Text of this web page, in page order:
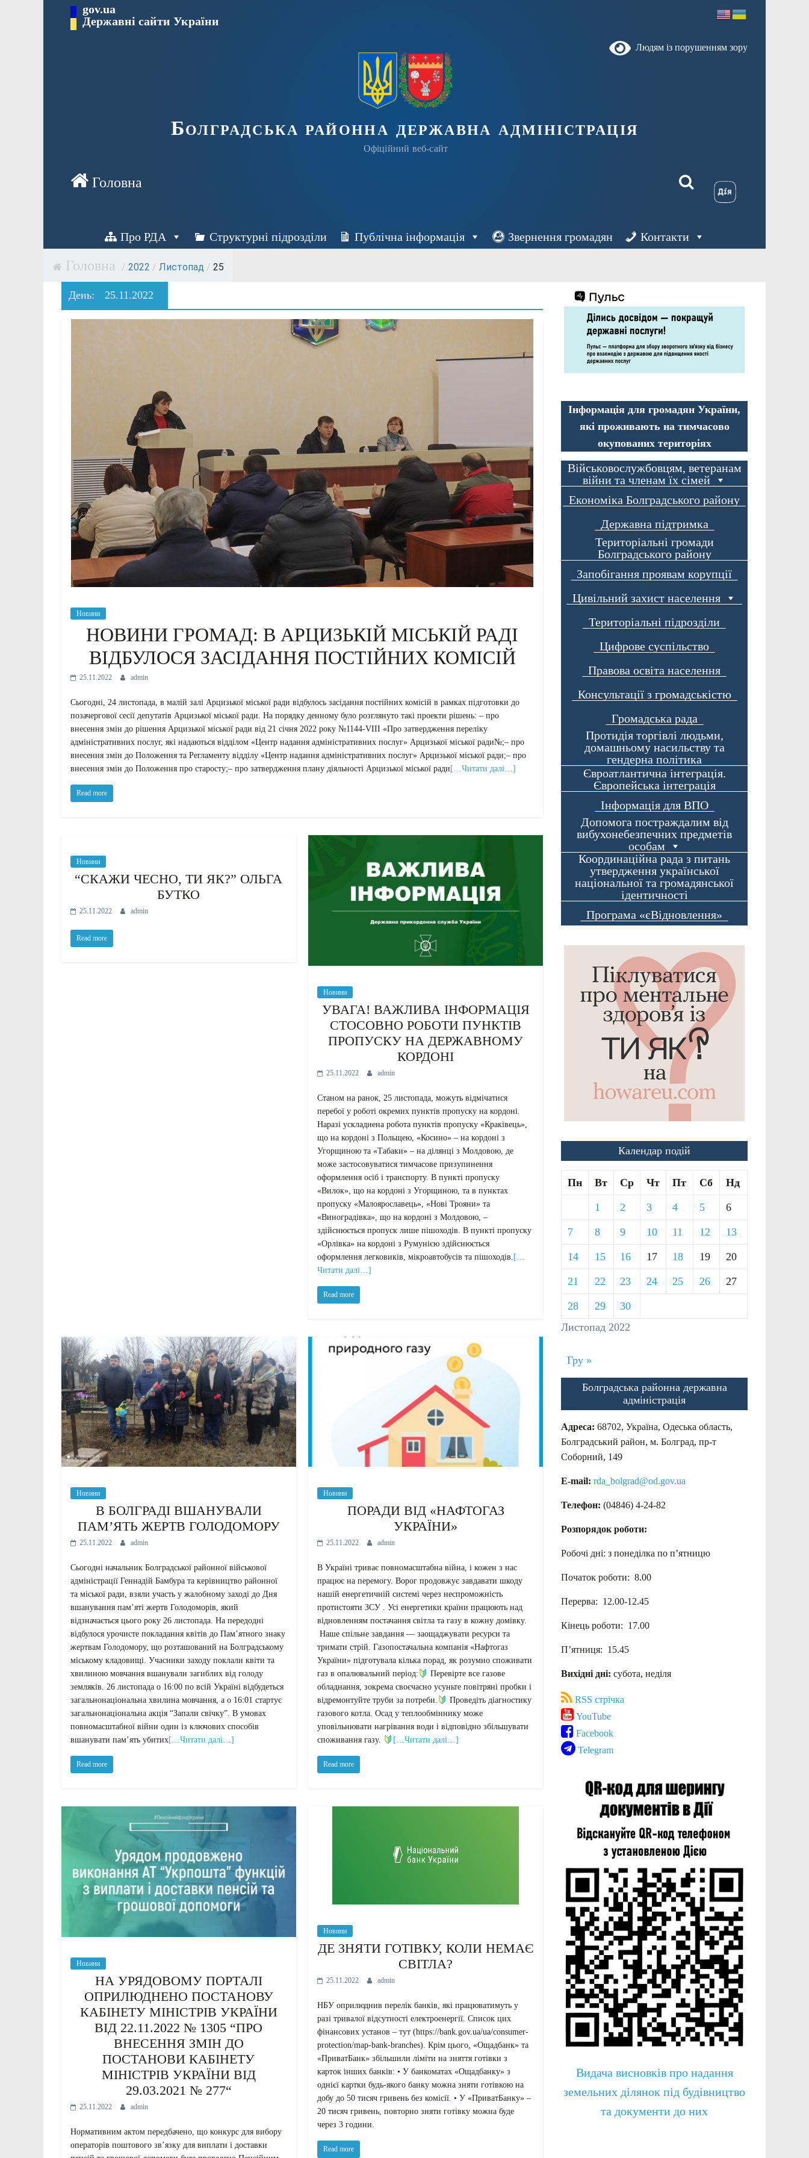
Перейти gov.ua
Державні сайти України
Людям із порушенням зору
Болградська районна державна адміністрація
Офіційний веб-сайт
Про РДА Структурні підрозділи Публічна інформація Звернення громадян Контакти
/ 2022 / Листопад / 25
День: 25.11.2022
Новини
НОВИНИ ГРОМАД: В АРЦИЗЬКІЙ МІСЬКІЙ РАДІ
ВІДБУЛОСЯ ЗАСІДАННЯ ПОСТІЙНИХ КОМІСІЙ
25.11.2022 admin
Сьогодні, 24 листопада, в малій залі Арцизької міської ради відбулось засідання постійних комісій в рамках підготовки до
позачергової сесії депутатів Арцизької міської ради. На порядку денному було розглянуто такі проекти рішень: – про
внесення змін до рішення Арцизької міської ради від 21 січня 2022 року №1144-VIII «Про затвердження переліку
адміністративних послуг, які надаються відділом «Центр надання адміністративних послуг» Арцизької міської ради№;– про
внесення змін до Положення та Регламенту відділу «Центр надання адміністративних послуг» Арцизької міської ради;– про
внесення змін до Положення про старосту;– про затвердження плану діяльності Арцизької міської ради […Читати далі…]
Read more
Новини
“СКАЖИ ЧЕСНО, ТИ ЯК?” ОЛЬГА
БУТКО
25.11.2022 admin
Read more
Новини
УВАГА! ВАЖЛИВА ІНФОРМАЦІЯ
СТОСОВНО РОБОТИ ПУНКТІВ
ПРОПУСКУ НА ДЕРЖАВНОМУ
КОРДОНІ
25.11.2022 admin
Станом на ранок, 25 листопада, можуть відмічатися
перебої у роботі окремих пунктів пропуску на кордоні.
Наразі ускладнена робота пунктів пропуску «Краківець»,
що на кордоні з Польщею, «Косино» – на кордоні з
Угорщиною та «Табаки» – на ділянці з Молдовою, де
може застосовуватися тимчасове призупинення
оформлення осіб і транспорту. В пункті пропуску
«Вилок», що на кордоні з Угорщиною, та в пунктах
пропуску «Малоярославець», «Нові Трояни» та
«Виноградівка», що на кордоні з Молдовою, –
здійснюється пропуск лише пішоходів. В пункті пропуску
«Орлівка» на кордоні з Румунією здійснюється
оформлення легковиків, мікроавтобусів та пішоходів. […
Читати далі…]
Read more
Новини
В БОЛГРАДІ ВШАНУВАЛИ
ПАМ’ЯТЬ ЖЕРТВ ГОЛОДОМОРУ
25.11.2022 admin
Сьогодні начальник Болградської районної військової
адміністрації Геннадій Бамбура та керівництво районної
та міської ради, взяли участь у жалобному заході до Дня
вшанування пам’яті жертв Голодоморів, який
відзначається цього року 26 листопада. На передодні
відбулося урочисте покладання квітів до Пам’ятного знаку
жертвам Голодомору, що розташований на Болградському
міському кладовищі. Учасники заходу поклали квіти та
хвилиною мовчання вшанували загиблих від голоду
земляків. 26 листопада о 16:00 по всій Україні відбудеться
загальнонаціональна хвилина мовчання, а о 16:01 стартує
загальнонаціональна акція “Запали свічку”. В умовах
повномасштабної війни один із ключових способів
вшанувати пам’ять убитих[…Читати далі…]
Read more
Новини
ПОРАДИ ВІД «НАФТОГАЗ
УКРАЇНИ»
25.11.2022 admin
В Україні триває повномасштабна війна, і кожен з нас
працює на перемогу. Ворог продовжує завдавати шкоду
нашій енергетичній системі через неспроможність
протистояти ЗСУ . Усі енергетики країни працюють над
відновленням постачання світла та газу в кожну домівку.
Наше спільне завдання — заощаджувати ресурси та
тримати стрій. Газопостачальна компанія «Нафтогаз
України» підготувала кілька порад, як розумно споживати
газ в опалювальний період:
Перевірте все газове
обладнання, зокрема своєчасно усуньте повітряні пробки і
відремонтуйте труби за потреби.
Проведіть діагностику
газового котла. Осад у теплообміннику може
уповільнювати нагрівання води і відповідно збільшувати
споживання газу.
[…Читати далі…]
Read more
Новини
НА УРЯДОВОМУ ПОРТАЛІ
ОПРИЛЮДНЕНО ПОСТАНОВУ
КАБІНЕТУ МІНІСТРІВ УКРАЇНИ
ВІД 22.11.2022 № 1305 “ПРО
ВНЕСЕННЯ ЗМІН ДО
ПОСТАНОВИ КАБІНЕТУ
МІНІСТРІВ УКРАЇНИ ВІД
29.03.2021 № 277“
25.11.2022 admin
Нормативним актом передбачено, що конкурс для вибору
операторів поштового зв’язку для виплати і доставки
Новини
ДЕ ЗНЯТИ ГОТІВКУ, КОЛИ НЕМАЄ
СВІТЛА?
25.11.2022 admin
НБУ оприлюднив перелік банків, які працюватимуть у
разі тривалої відсутності електроенергії. Список цих
фінансових установ – тут (https://bank.gov.ua/ua/consumer-
protection/map-bank-branches). Крім цього, «Ощадбанк» та
«ПриватБанк» збільшили ліміти на зняття готівки з
карток інших банків: • У банкоматах «Ощадбанку» з
однієї картки будь-якого банку можна зняти готівкою на
добу до 50 тисяч гривень без комісії. • У «ПриватБанку» –
20 тисяч гривень, повторно зняти готівку можна буде
через 3 години.
Read more
Інформація для громадян України,
які проживають на тимчасово
окупованих територіях
Військовослужбовцям, ветеранам
війни та членам їх сімей
Економіка Болградського району
Державна підтримка
Територіальні громади
Болградського району
Запобігання проявам корупції
Цивільний захист населення
Територіальні підрозділи
Цифрове суспільство
Правова освіта населення
Консультації з громадськістю
Громадська рада
Протидія торгівлі людьми,
домашньому насильству та
гендерна політика
Євроатлантична інтеграція.
Європейська інтеграція
Інформація для ВПО
Допомога постраждалим від
вибухонебезпечних предметів
особам
Координаційна рада з питань
утвердження української
національної та громадянської
ідентичності
Програма «єВідновлення»
Календар подій
Листопад 2022
Пн Вт Ср Чт Пт Сб Нд
1 2 3 4 5 6
7 8 9 10 11 12 13
14 15 16 17 18 19 20
21 22 23 24 25 26 27
28 29 30
Гру »
Болградська районна державна
адміністрація
Адреса: 68702, Україна, Одеська область,
Болградський район, м. Болград, пр-т
Соборний, 149
E-mail: rda_bolgrad@od.gov.ua
Телефон: (04846) 4-24-82
Розпорядок роботи:
Робочі дні: з понеділка по п’ятницю
Початок роботи: 8.00
Перерва: 12.00-12.45
Кінець роботи: 17.00
П’ятниця: 15.45
Вихідні дні: субота, неділя
RSS стрічка
YouTube
Facebook
Telegram
Видача висновків про надання
земельних ділянок під будівництво
та документи до них